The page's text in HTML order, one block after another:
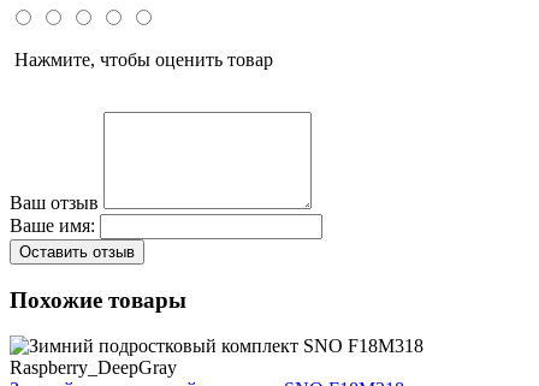
Нажмите, чтобы оценить товар
Ваш отзыв
Ваше имя:
Оставить отзыв
Похожие товары